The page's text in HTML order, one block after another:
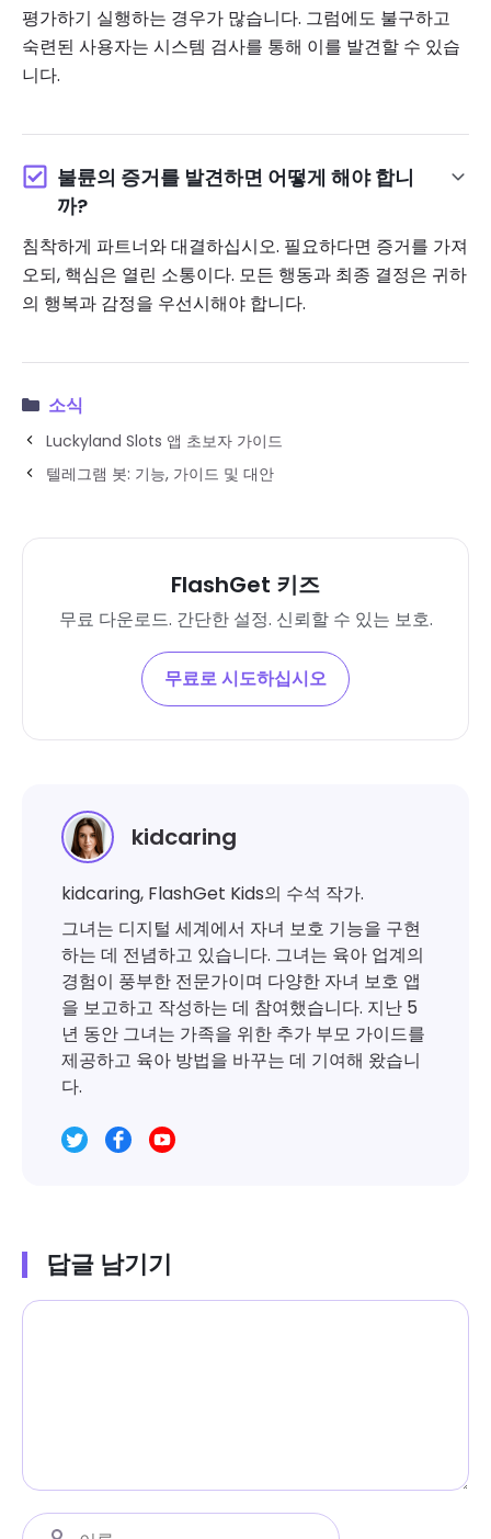
평가하기 실행하는 경우가 많습니다. 그럼에도 불구하고
숙련된 사용자는 시스템 검사를 통해 이를 발견할 수 있습
니다.
불륜의 증거를 발견하면 어떻게 해야 합니
까?
침착하게 파트너와 대결하십시오. 필요하다면 증거를 가져
오되, 핵심은 열린 소통이다. 모든 행동과 최종 결정은 귀하
의 행복과 감정을 우선시해야 합니다.
소식
Luckyland Slots 앱 초보자 가이드
텔레그램 봇: 기능, 가이드 및 대안
FlashGet 키즈
무료 다운로드. 간단한 설정. 신뢰할 수 있는 보호.
무료로 시도하십시오
kidcaring
kidcaring, FlashGet Kids의 수석 작가.
그녀는 디지털 세계에서 자녀 보호 기능을 구현
하는 데 전념하고 있습니다. 그녀는 육아 업계의
경험이 풍부한 전문가이며 다양한 자녀 보호 앱
을 보고하고 작성하는 데 참여했습니다. 지난 5
년 동안 그녀는 가족을 위한 추가 부모 가이드를
제공하고 육아 방법을 바꾸는 데 기여해 왔습니
다.
답글 남기기